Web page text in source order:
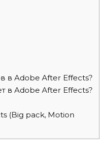
в Adobe After Effects?
в Adobe After Effects?
pack, Motion